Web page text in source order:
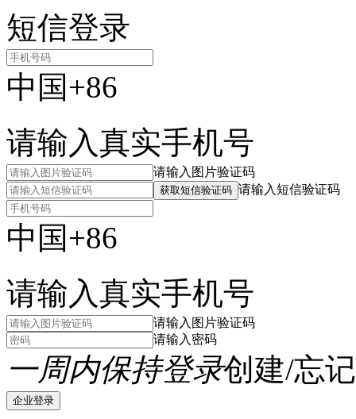
短信登录
中国+86
请输入真实手机号
请输入图片验证码
获取短信验证码 请输入短信验证码
中国+86
请输入真实手机号
请输入图片验证码
请输入密码
一周内保持登录创建/忘
企业登录